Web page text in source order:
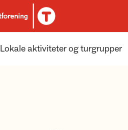
Lokale aktiviteter og turgrupper